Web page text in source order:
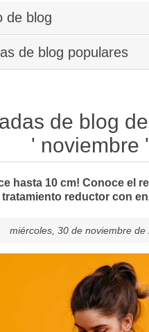
de blog
de blog populares
de blog
' noviembre '
hasta 10 cm! Conoce el
tratamiento reductor con
miércoles, 30 de noviembre de